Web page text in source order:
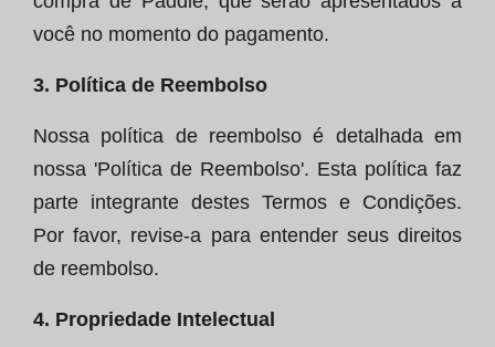
você no momento do pagamento.
3. Política de Reembolso
Nossa política de reembolso é detalhada em
nossa 'Política de Reembolso'. Esta política faz
parte integrante destes Termos e Condições.
Por favor, revise-a para entender seus direitos
de reembolso.
4. Propriedade Intelectual